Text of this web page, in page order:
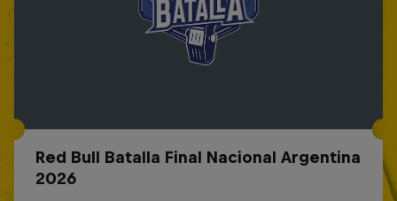
Red Bull Batalla Final Nacional Argentina
2026